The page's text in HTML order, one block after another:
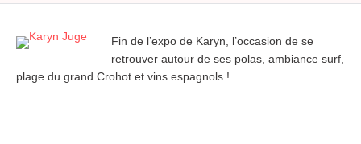
Fin de l’expo de Karyn, l’occasion de se
retrouver autour de ses polas, ambiance surf,
plage du grand Crohot et vins espagnols !